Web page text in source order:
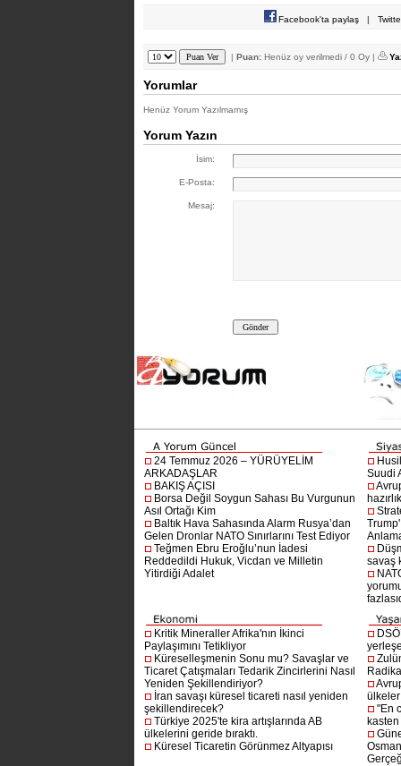
Facebook'ta paylaş |
| Puan: Henüz oy verilmedi / 0 Oy |
Yorumlar
Henüz Yorum Yazılmamış
Yorum Yazın
İsim:
E-Posta:
Mesaj:
24 Temmuz 2026 – YÜRÜYELİM
ARKADAŞLAR
BAKIŞ AÇISI
Borsa Değil Soygun Sahası Bu Vurgunun
Asıl Ortağı Kim
Baltık Hava Sahasında Alarm Rusya’dan
Gelen Dronlar NATO Sınırlarını Test Ediyor
Teğmen Ebru Eroğlu’nun İadesi
Reddedildi Hukuk, Vicdan ve Milletin
Yitirdiği Adalet
Suudi
savaş
Kritik Mineraller Afrika'nın İkinci
Paylaşımını Tetikliyor
Küreselleşmenin Sonu mu? Savaşlar ve
Ticaret Çatışmaları Tedarik Zincirlerini Nasıl
Yeniden Şekillendiriyor?
İran savaşı küresel ticareti nasıl yeniden
şekillendirecek?
Türkiye 2025'te kira artışlarında AB
ülkelerini geride bıraktı.
Küresel Ticaretin Görünmez Altyapısı
"En